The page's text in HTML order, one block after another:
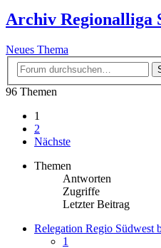
Archiv Regionalliga
Neues Thema
96 Themen
1
2
Nächste
Themen
Antworten
Zugriffe
Letzter Beitrag
Relegation Regio Südwest
1